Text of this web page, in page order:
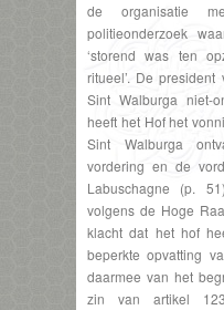
de organisatie
politieonderzoek
‘storend was ten
ritueel’. De
Sint Walburga niet-
heeft het Hof het
Sint Walburga
vordering en de
Labuschagne (p.
volgens de Hoge
klacht dat het hof
beperkte opvatting
daarmee van het
zin van artikel